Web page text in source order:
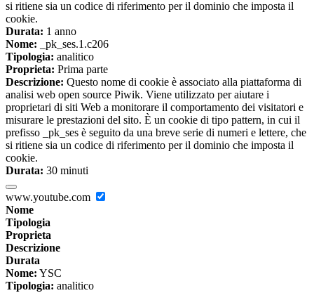
si ritiene sia un codice di riferimento per il dominio che imposta il
cookie.
Durata: 1 anno
Nome: _pk_ses.1.c206
Tipologia: analitico
Proprieta: Prima parte
Descrizione: Questo nome di cookie è associato alla piattaforma di
analisi web open source Piwik. Viene utilizzato per aiutare i
proprietari di siti Web a monitorare il comportamento dei visitatori e
misurare le prestazioni del sito. È un cookie di tipo pattern, in cui il
prefisso _pk_ses è seguito da una breve serie di numeri e lettere, che
si ritiene sia un codice di riferimento per il dominio che imposta il
cookie.
Durata: 30 minuti
www.youtube.com
Nome
Tipologia
Proprieta
Descrizione
Durata
Nome: YSC
Tipologia: analitico